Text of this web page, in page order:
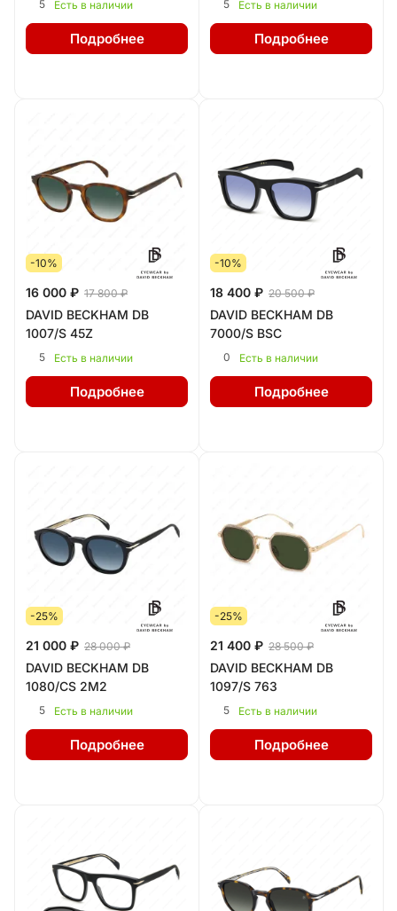
5 Есть в наличии
Подробнее
5 Есть в наличии
Подробнее
-10%
16 000 ₽ 17 800 ₽
DAVID BECKHAM DB
1007/S 45Z
5 Есть в наличии
Подробнее
-10%
18 400 ₽ 20 500 ₽
DAVID BECKHAM DB
7000/S BSC
0 Есть в наличии
Подробнее
-25%
21 000 ₽ 28 000 ₽
DAVID BECKHAM DB
1080/CS 2M2
5 Есть в наличии
Подробнее
-25%
21 400 ₽ 28 500 ₽
DAVID BECKHAM DB
1097/S 763
5 Есть в наличии
Подробнее